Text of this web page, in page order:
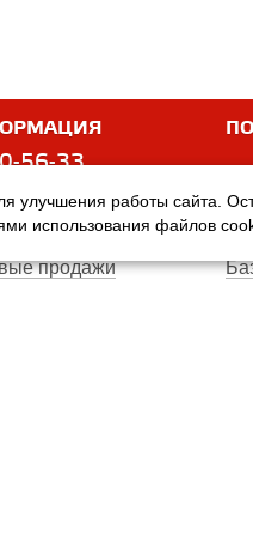
56-33
продажи
улучшения работы сайта.
использования файлов